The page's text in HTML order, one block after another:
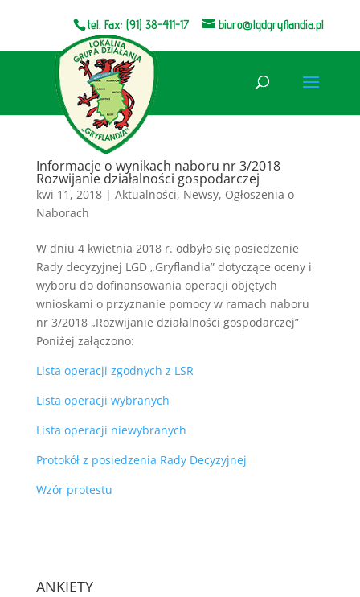
Otwórz pasek narzędzi
tel. Fax: (91) 38-411-17 biuro@lgdgryflandia.pl
Informacje o wynikach naboru nr 3/2018
Rozwijanie działalności gospodarczej
kwi 11, 2018| Aktualności, Newsy, Ogłoszenia o
Naborach
W dniu 4 kwietnia 2018 r. odbyło się posiedzenie
Rady decyzyjnej LGD „Gryflandia” dotyczące oceny i
wyboru do dofinansowania operacji objętych
wnioskami o przyznanie pomocy w ramach naboru
nr 3/2018 „Rozwijanie działalności gospodarczej”
Poniżej załączono:
Lista operacji zgodnych z LSR
Lista operacji wybranych
Lista operacji niewybranych
Protokół z posiedzenia Rady Decyzyjnej
Wzór protestu
ANKIETY